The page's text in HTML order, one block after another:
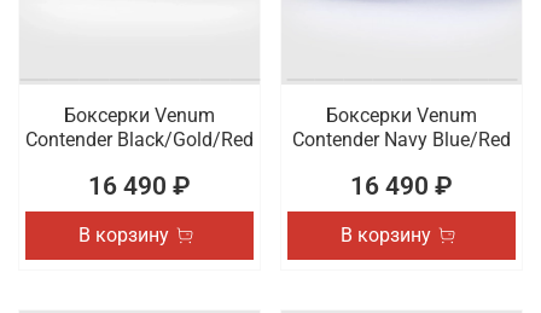
Боксерки Venum
Contender Black/Gold/Red
16 490 ₽
В корзину
Боксерки Venum
Contender Navy Blue/Red
16 490 ₽
В корзину